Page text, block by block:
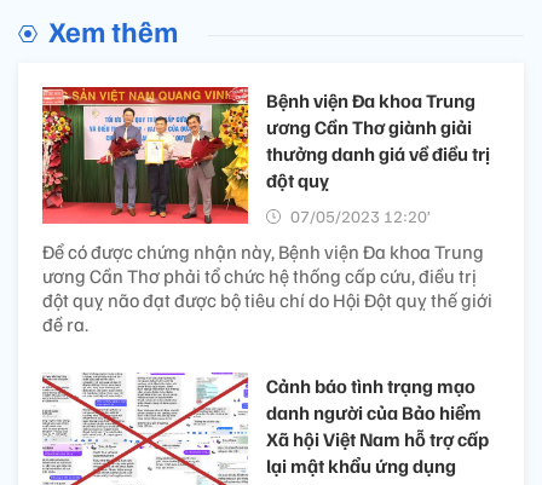
Xem thêm
Bệnh viện Đa khoa Trung
ương Cần Thơ giành giải
thưởng danh giá về điều trị
đột quỵ
07/05/2023 12:20’
Để có được chứng nhận này, Bệnh viện Đa khoa Trung
ương Cần Thơ phải tổ chức hệ thống cấp cứu, điều trị
đột quỵ não đạt được bộ tiêu chí do Hội Đột quỵ thế giới
đề ra.
Cảnh báo tình trạng mạo
danh người của Bảo hiểm
Xã hội Việt Nam hỗ trợ cấp
lại mật khẩu ứng dụng